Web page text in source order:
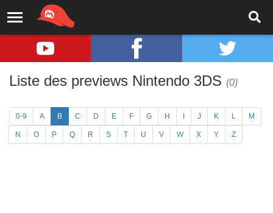
Liste des previews Nintendo 3DS (0)
0-9 A B C D E F G H J K L M
N O P Q R S T U V W X Y Z